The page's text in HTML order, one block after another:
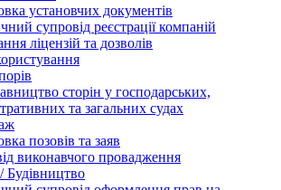
установчих документів
супровід реєстрації компаній
ліцензій та дозволів
сторін у господарських,
та загальних судах
позовів та заяв
виконавчого провадження
Будівництво